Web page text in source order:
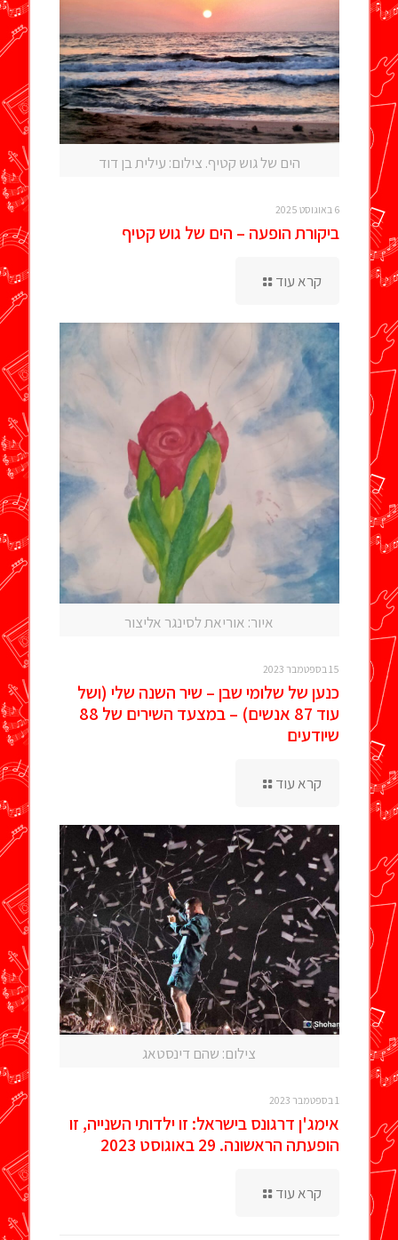
הים של גוש קטיף. צילום: עילית בן דוד
6 באוגוסט 2025
ביקורת הופעה – הים של גוש קטיף
קרא עוד
איור: אוריאת לסינגר אליצור
15 בספטמבר 2023
כנען של שלומי שבן – שיר השנה שלי (ושל
עוד 87 אנשים) – במצעד השירים של 88
שיודעים
קרא עוד
צילום: שהם דינסטאג
1 בספטמבר 2023
אימג'ן דרגונס בישראל: זו ילדותי השנייה, זו
הופעתה הראשונה. 29 באוגוסט 2023
קרא עוד